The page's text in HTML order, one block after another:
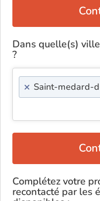
Dans quelle(s)
?
× Saint-medard-
Complétez votre
recontacté par les